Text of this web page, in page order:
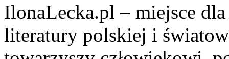
IlonaLecka.pl – miejsce
literatury polskiej i